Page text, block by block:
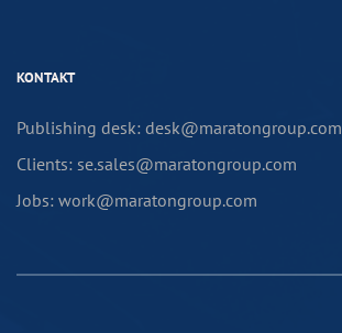
KONTAKT
Publishing desk: desk@maratongroup.com
Clients: se.sales@maratongroup.com
Jobs: work@maratongroup.com